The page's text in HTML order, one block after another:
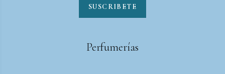
SUSCRIBETE
Perfumerías